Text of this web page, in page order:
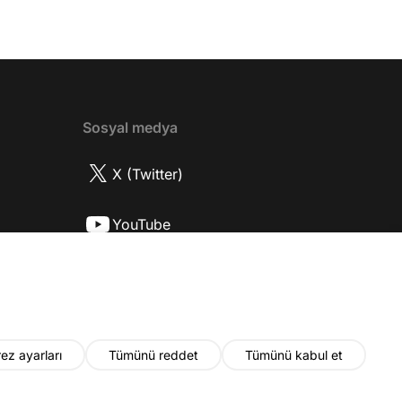
17:52 İlhan Şen, ayakkabı eleştirisinden
Biran Damla Yılmaz nereli, nasıl bir
30:18 Mert Doğan'ın oyunculuk
başladı? 35:47 Aziz Yıldırım
olduğu için mühendisliği seçtiği doğru
yıl neler olacak? 48:19 Gelecekte başka
Sosyal medya
X (Twitter)
YouTube
ayarları Tümünü reddet Tümünü kabul et